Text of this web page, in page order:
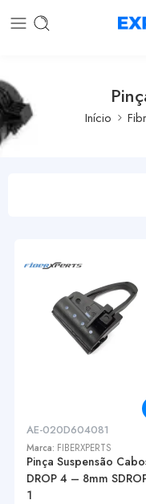
Início
AE-020D604081
Marca: FIBERXPERTS
Pinça Suspensão
DROP 4 – 8mm
1